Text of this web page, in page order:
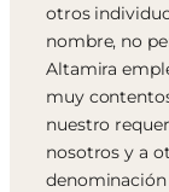
otros
nombre, no
Altamira
muy
nuestro
nosotros y a
denominación